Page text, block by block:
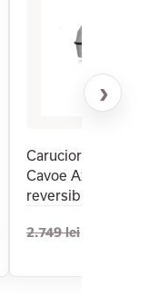
Carucior 2 in 1
Cavoe Axo
reversibil cu
2.749 lei
›